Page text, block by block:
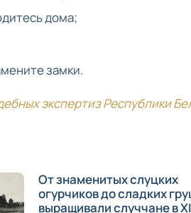
дома;
замки.
экспертиз Республики
От знаменитых слуцких
огурчиков до сладких
выращивали случчане в